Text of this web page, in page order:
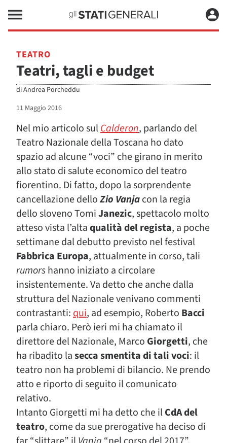
TEATRO
Teatri, tagli e budget
diAndrea Porcheddu
11 Maggio 2016
Nel mio articolo sulCalderon, parlando del
Teatro Nazionale della Toscana ho dato
spazio ad alcune “voci” che girano in merito
allo stato di salute economico del teatro
fiorentino. Di fatto, dopo la sorprendente
cancellazione delloZio Vanjacon la regia
dello sloveno TomiJanezic, spettacolo molto
atteso vista l’altaqualità del regista, a poche
settimane dal debutto previsto nel festival
Fabbrica Europa, attualmente in corso, tali
rumorshanno iniziato a circolare
insistentemente. Va detto che anche dalla
struttura del Nazionale venivano commenti
contrastanti:qui, ad esempio, Roberto Bacci
parla chiaro. Però ieri mi ha chiamato il
direttore del Nazionale, Marco Giorgetti, che
ha ribadito lasecca smentita di tali voci: il
teatro non ha problemi di bilancio. Ne prendo
atto e riporto di seguito il comunicato
relativo.
Intanto Giorgetti mi ha detto che ilCdA del
teatro, come da sue prerogative ha deciso di